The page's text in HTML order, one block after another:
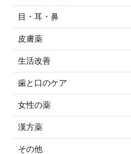
目・耳・鼻
皮膚薬
生活改善
歯と口のケア
女性の薬
漢方薬
その他